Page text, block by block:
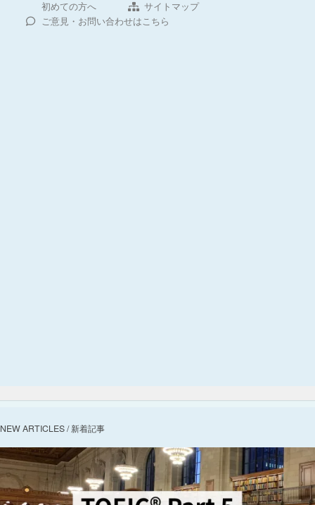
初めての方へ
サイトマップ
ご意見・お問い合わせはこちら
NEW ARTICLES / 新着記事